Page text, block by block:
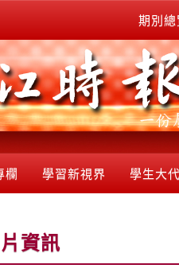
期別總
欄 學習新視界 學生大
資訊